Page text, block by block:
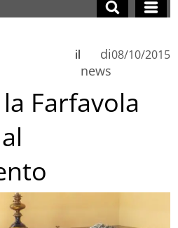
di
news
il 08/10/2015
Farfavola